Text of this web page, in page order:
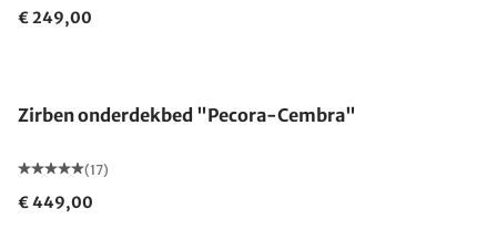
€ 249,00
Zirben onderdekbed "Pecora-Cembra"
(17)
€ 449,00